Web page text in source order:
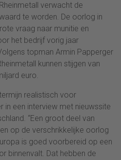
verwacht de
te worden. De oorlog in
vraag naar munitie en
het bedrijf vorig jaar
topman Armin Papperger
kunnen stijgen van
euro.
realistisch voor
in een interview met nieuwssite
“Een groot deel van
op de verschrikkelijke oorlog
is goed voorbereid op een
binnenvalt. Dat hebben de